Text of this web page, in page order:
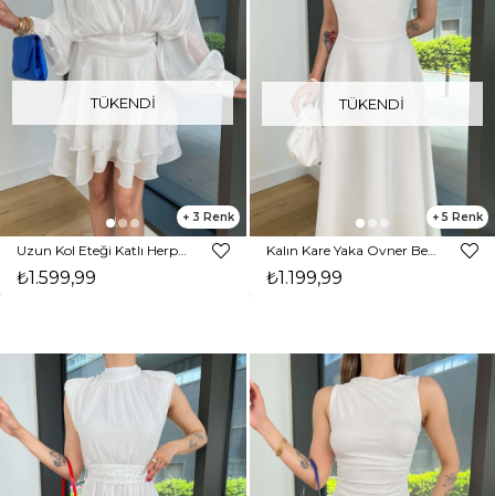
TÜKENDI
3
Uzun Kol Eteği Katlı Herper Beyaz Kadın Tül Elbise 25Y360
₺1.599,99
TÜKENDI
5
Kalın Kare Yaka Ovner Beyaz Kadın Elbise 25Y358
₺1.199,99